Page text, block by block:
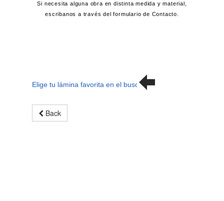
Back
Si necesita alguna obra en distinta medida y material,
escribanos a través del formulario de Contacto.
Elige tu lámina favorita en el buscador